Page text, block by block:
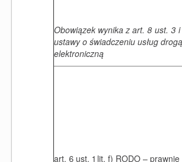
Obowiązek wynika z art. 8 ust. 3
ustawy o świadczeniu usług drogą
elektroniczną
art. 6 ust. 1 lit. f) RODO – prawnie